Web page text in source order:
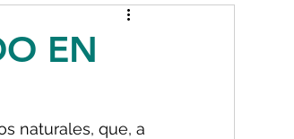
EN
naturales, que, a